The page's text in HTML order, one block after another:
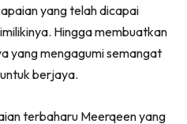
yang telah dicapai
Hingga membuatkan
yang mengagumi semangat
berjaya.
terbaharu Meerqeen yang